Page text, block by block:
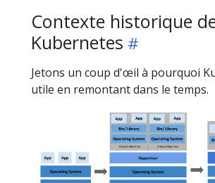
Contexte historique
Kubernetes
Jetons un coup d'œil à pourquoi
utile en remontant dans le temps.